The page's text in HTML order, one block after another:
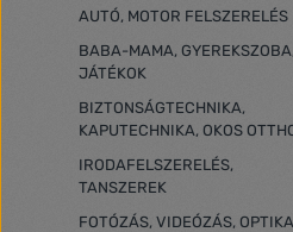
AUTÓ, MOTOR FELSZERELÉS
BABA-MAMA, GYEREKSZOBA,
JÁTÉKOK
BIZTONSÁGTECHNIKA,
KAPUTECHNIKA, OKOS
IRODAFELSZERELÉS,
TANSZEREK
FOTÓZÁS, VIDEÓZÁS, OPTIKA